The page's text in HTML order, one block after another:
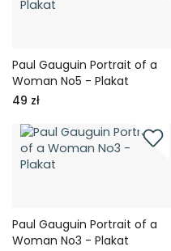
Paul Gauguin Portrait of a
Woman No5 - Plakat
49 zł
Paul Gauguin Portrait of a
Woman No3 - Plakat